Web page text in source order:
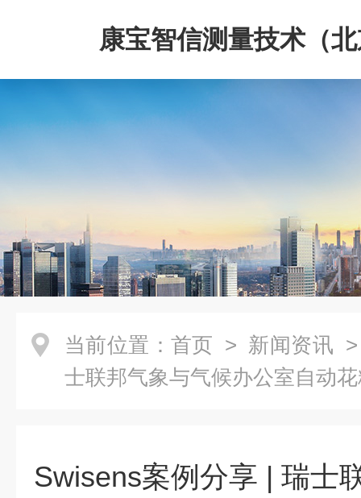
康宝智信测量技术（
限公司
当前位置： 首页 > 新闻资讯
士联邦气象与气候办公室自动
Swisens案例分享 | 瑞士